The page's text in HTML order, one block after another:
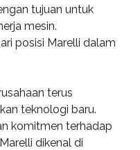
tujuan untuk
mesin.
posisi Marelli dalam
terus
teknologi baru.
komitmen terhadap
dikenal di